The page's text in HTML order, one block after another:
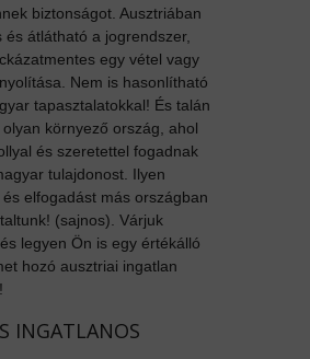
biztonságot. Ausztriában
és átlátható a jogrendszer,
egy vétel vagy
Nem is hasonlítható
tapasztalatokkal! És talán
környező ország, ahol
és szeretettel fogadnak
tulajdonost. Ilyen
elfogadást más országban
(sajnos). Várjuk
legyen Ön is egy értékálló
hozó ausztriai ingatlan
INGATLANOS